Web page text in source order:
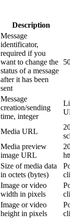
Description
Message
identificator,
required if you
want to change the
status of a message
after it has been
sent
Message
creation/sending
time, integer
Media URL
Media preview
image URL
Size of media data
in octets (bytes)
Image or video
width in pixels
Image or video
height in pixels